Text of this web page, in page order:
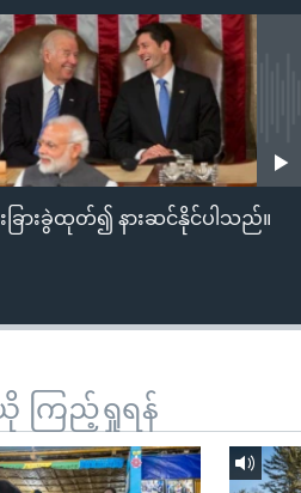
ခြားခွဲထုတ်၍ နားဆင်နိုင်ပါသည်။
ကြည့်ရှုရန်